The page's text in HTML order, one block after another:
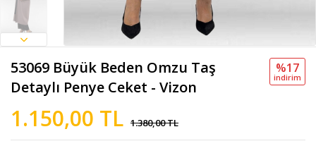
53069 Büyük Beden Omzu Taş
Detaylı Penye Ceket - Vizon
1.150,00 TL 1.380,00 TL
%17
i̇ndi̇ri̇m